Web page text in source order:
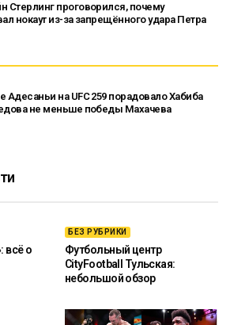
Стерлинг проговорился, почему
нокаут из-за запрещённого удара Петра
Адесаньи на UFC 259 порадовало Хабиба
не меньше победы Махачева
всё о
БЕЗ РУБРИКИ
Футбольный центр
CityFootball Тульская:
небольшой обзор